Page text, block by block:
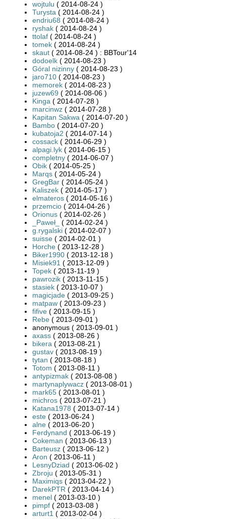
wojtulu ( 2014-08-24 )
Turysta ( 2014-08-24 )
endriu68 ( 2014-08-24 )
ryshak ( 2014-08-24 )
ttolaf ( 2014-08-24 )
tomek ( 2014-08-24 )
skaut ( 2014-08-24 ) : BBTour'14
dodoelk ( 2014-08-23 )
Góral nizinny ( 2014-08-23 )
jaro710 ( 2014-08-23 )
memorek ( 2014-08-23 )
juzew69 ( 2014-08-06 )
Kinga ( 2014-07-28 )
marcinwz ( 2014-07-28 )
Kapitan Sakwa ( 2014-07-20 )
Bambo ( 2014-07-20 )
kubatoja2 ( 2014-07-14 )
cossack ( 2014-06-29 )
alpagi.lyk ( 2014-06-15 )
completny ( 2014-06-07 )
Obik ( 2014-05-25 )
Marqs ( 2014-05-24 )
GregBar ( 2014-05-24 )
Kaliszek ( 2014-05-17 )
elmateros ( 2014-05-16 )
przemcio ( 2014-04-26 )
Orionus ( 2014-02-26 )
_Paweł_
( 2014-02-24 )
g.rygalski ( 2014-02-07 )
suisse ( 2014-02-01 )
Horche ( 2013-12-28 )
Biker1990 ( 2013-12-18 )
Misiek91 ( 2013-12-09 )
Topek ( 2013-11-19 )
pawrozik ( 2013-11-15 )
stasiek ( 2013-10-07 )
magicjade ( 2013-09-25 )
matpaw ( 2013-09-23 )
fifive ( 2013-09-15 )
Rebe ( 2013-09-01 )
anonymous ( 2013-09-01 )
axass ( 2013-08-26 )
bikera ( 2013-08-21 )
gustav ( 2013-08-19 )
tytan ( 2013-08-18 )
Totom ( 2013-08-11 )
antypizmak ( 2013-08-08 )
martynaplywacz ( 2013-08-01 )
mark65 ( 2013-08-01 )
michros ( 2013-07-21 )
Katana1978 ( 2013-07-14 )
este ( 2013-06-24 )
alne ( 2013-06-20 )
Ferdynand ( 2013-06-19 )
Cokeman ( 2013-06-13 )
Barteusz ( 2013-06-12 )
Aron ( 2013-06-11 )
LesnyDziad ( 2013-06-02 )
Zbroju ( 2013-05-31 )
Maximiqs ( 2013-04-22 )
DarekPTR ( 2013-04-14 )
menel ( 2013-03-10 )
pimpf ( 2013-03-08 )
arturt1 ( 2013-02-04 )